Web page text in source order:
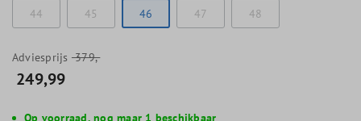
44 45 46 47 48
Adviesprijs 379,-
249,99
Op voorraad, nog maar 1 beschikbaar